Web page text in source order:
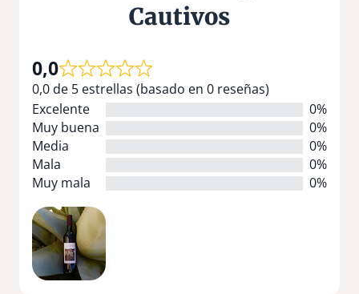
Cautivos
0,0
0,0 de 5 estrellas (basado en 0 reseñas)
Excelente
0%
Muy buena
0%
Media
0%
Mala
0%
Muy mala
0%